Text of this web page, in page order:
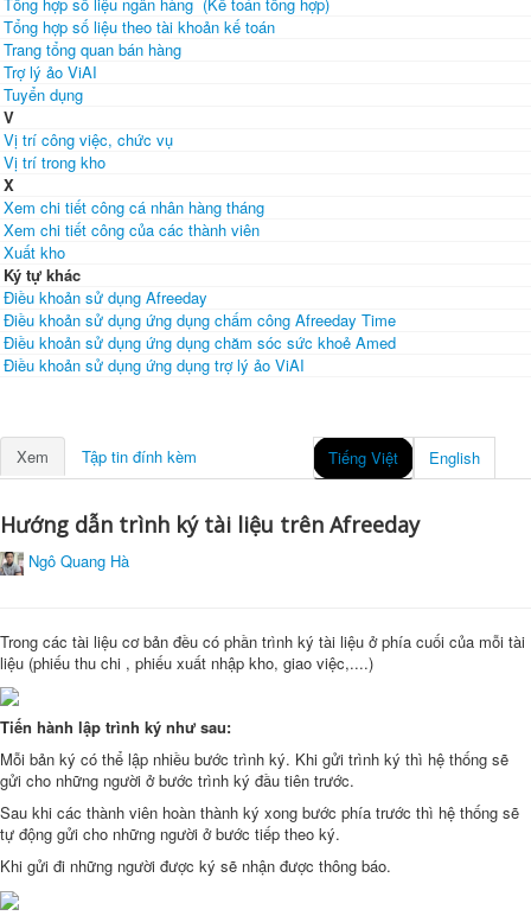
Tổng hợp số liệu theo tài khoản kế toán
Trang tổng quan bán hàng
Trợ lý ảo ViAI
Tuyển dụng
V
Vị trí công việc, chức vụ
Vị trí trong kho
X
Xem chi tiết công cá nhân hàng tháng
Xem chi tiết công của các thành viên
Xuất kho
Ký tự khác
Điều khoản sử dụng Afreeday
Điều khoản sử dụng ứng dụng chấm công Afreeday Time
Điều khoản sử dụng ứng dụng chăm sóc sức khoẻ Amed
Điều khoản sử dụng ứng dụng trợ lý ảo ViAI
Xem Tập tin đính kèm English
Tiếng Việt
Hướng dẫn trình ký tài liệu trên Afreeday
Ngô Quang Hà
Trong các tài liệu cơ bản đều có phần trình ký tài liệu ở phía cuối của mỗi tài
liệu (phiếu thu chi , phiếu xuất nhập kho, giao việc,....)
Tiến hành lập trình ký như sau:
Mỗi bản ký có thể lập nhiều bước trình ký. Khi gửi trình ký thì hệ thống sẽ
gửi cho những người ở bước trình ký đầu tiên trước.
Sau khi các thành viên hoàn thành ký xong bước phía trước thì hệ thống sẽ
tự động gửi cho những người ở bước tiếp theo ký.
Khi gửi đi những người được ký sẽ nhận được thông báo.